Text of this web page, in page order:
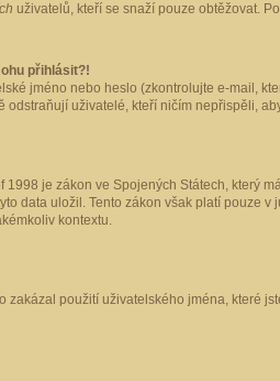
uživatelů, kteří se snaží pouze obtěžovat.
přihlásit?!
jméno nebo heslo (zkontrolujte e-mail,
uživatelé, kteří ničím nepřispěli,
je zákon ve Spojených Státech, který
data uložil. Tento zákon však platí pouze
kontextu.
použití uživatelského jména, které